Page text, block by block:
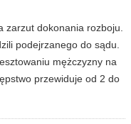
zarzut dokonania rozboju.
podejrzanego do sądu.
mężczyzny na
przewiduje od 2 do